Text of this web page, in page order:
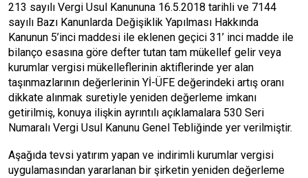
213 sayılı Vergi Usul Kanununa 16.5.2018 tarihli ve 7144
sayılı Bazı Kanunlarda Değişiklik Yapılması Hakkında
Kanunun 5’inci maddesi ile eklenen geçici 31’ inci madde ile
bilanço esasına göre defter tutan tam mükellef gelir veya
kurumlar vergisi mükelleflerinin aktiflerinde yer alan
taşınmazlarının değerlerinin Yİ-ÜFE değerindeki artış oranı
dikkate alınmak suretiyle yeniden değerleme imkanı
getirilmiş, konuya ilişkin ayrıntılı açıklamalara 530 Seri
Numaralı Vergi Usul Kanunu Genel Tebliğinde yer verilmiştir.
Aşağıda tevsi yatırım yapan ve indirimli kurumlar vergisi
uygulamasından yararlanan bir şirketin yeniden değerleme